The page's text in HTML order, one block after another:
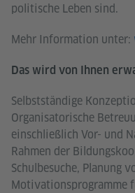
politische Leben sind.
Mehr Information unter:
Das wird von Ihnen
Selbstständige
Organisatorische
einschließlich Vor- und
Rahmen der
Schulbesuche, Planung
Motivationsprogramme